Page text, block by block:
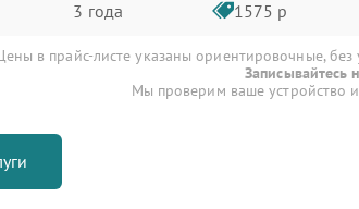
3 года 1575 р
в прайс-листе указаны ориентировочные, без
Записывайтесь
Мы проверим ваше устройство